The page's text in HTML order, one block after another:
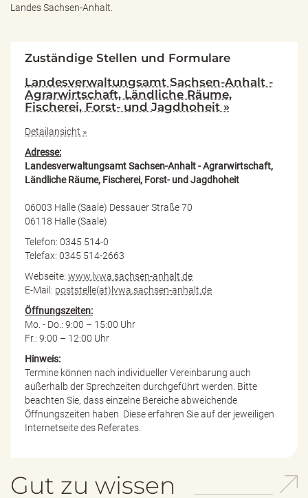
Landes Sachsen-Anhalt.
Zuständige Stellen und Formulare
Landesverwaltungsamt Sachsen-Anhalt -
Agrarwirtschaft, Ländliche Räume,
Fischerei, Forst- und Jagdhoheit »
Detailansicht »
Adresse:
Landesverwaltungsamt Sachsen-Anhalt - Agrarwirtschaft,
Ländliche Räume, Fischerei, Forst- und Jagdhoheit
06003 Halle (Saale) Dessauer Straße 70
06118 Halle (Saale)
Telefon: 0345 514-0
Telefax: 0345 514-2663
Webseite: www.lvwa.sachsen-anhalt.de
E-Mail: poststelle(at)lvwa.sachsen-anhalt.de
Öffnungszeiten:
Mo. - Do.: 9:00 – 15:00 Uhr
Fr.: 9:00 – 12:00 Uhr
Hinweis:
Termine können nach individueller Vereinbarung auch
außerhalb der Sprechzeiten durchgeführt werden. Bitte
beachten Sie, dass einzelne Bereiche abweichende
Öffnungszeiten haben. Diese erfahren Sie auf der jeweiligen
Internetseite des Referates.
Gut zu wissen